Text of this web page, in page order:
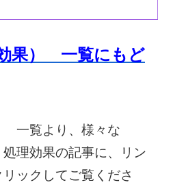
果） 一覧にもど
一覧より、様々な
理効果の記事に、リン
ックしてご覧くださ